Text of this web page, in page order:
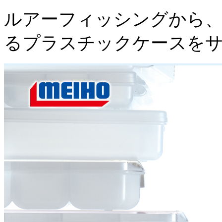
ルアーフィッシングから
るプラスチックケースを